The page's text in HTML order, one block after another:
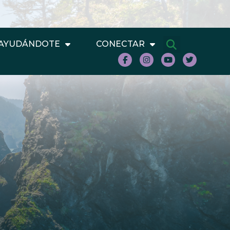
CONECTAR